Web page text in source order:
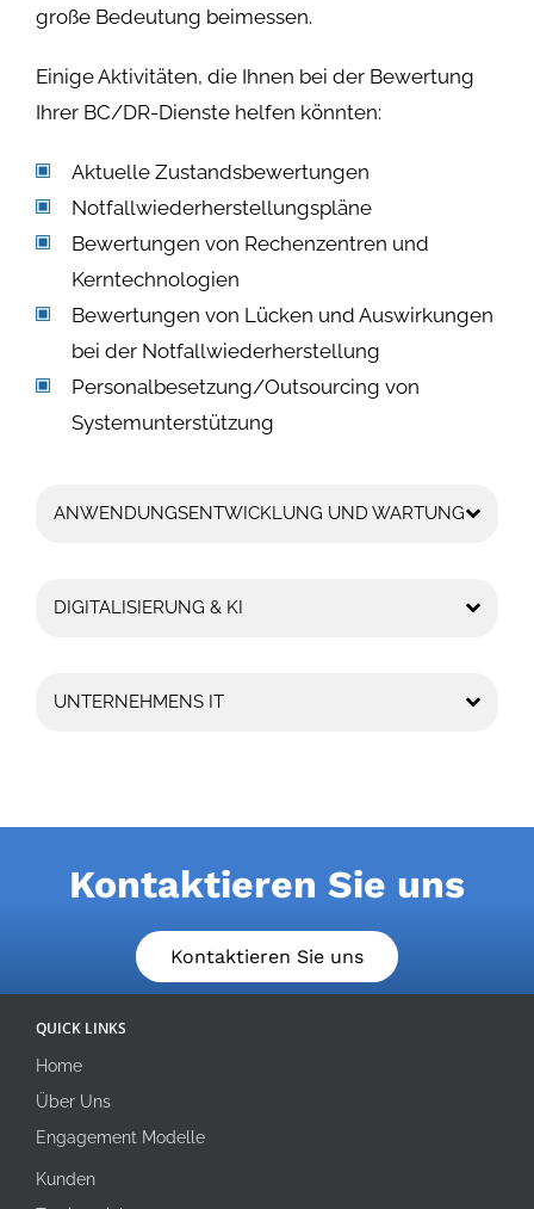
große Bedeutung beimessen.
Einige Aktivitäten, die Ihnen bei der Bewertung
Ihrer BC/DR-Dienste helfen könnten:
Aktuelle Zustandsbewertungen
Notfallwiederherstellungspläne
Bewertungen von Rechenzentren und
Kerntechnologien
Bewertungen von Lücken und Auswirkungen
bei der Notfallwiederherstellung
Personalbesetzung/Outsourcing von
Systemunterstützung
ANWENDUNGSENTWICKLUNG UND WARTUNG
DIGITALISIERUNG & KI
UNTERNEHMENS IT
Kontaktieren Sie uns
Kontaktieren Sie uns
QUICK LINKS
Home
Über Uns
Engagement Modelle
Kunden